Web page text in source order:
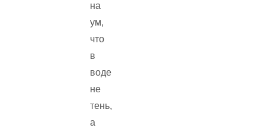
на
ум,
что
в
воде
не
тень,
а